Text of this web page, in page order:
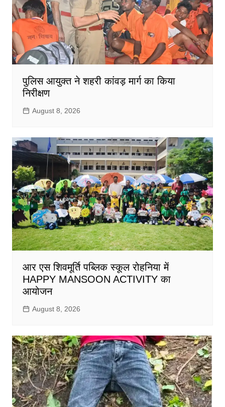
पुलिस आयुक्त ने शहरी कांवड़ मार्ग का किया
निरीक्षण
August 8, 2026
आर एस शिवमूर्ति पब्लिक स्कूल रोहनिया में
HAPPY MANSOON ACTIVITY का
आयोजन
August 8, 2026